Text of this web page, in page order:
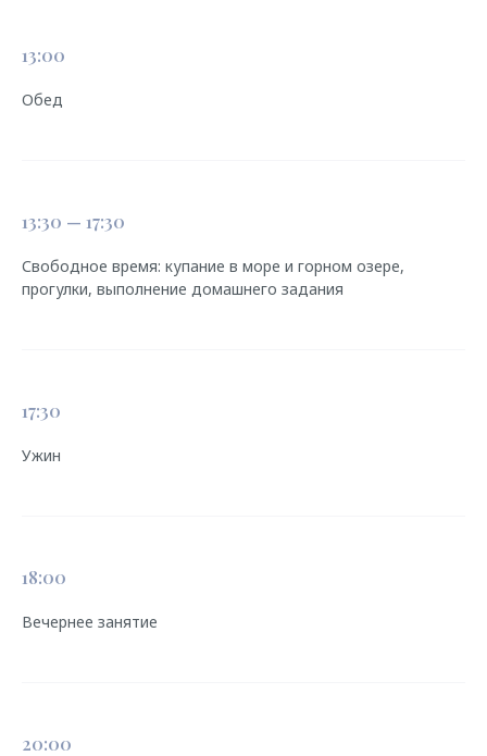
13:00
Обед
13:30 — 17:30
Свободное время: купание в море и горном озере,
прогулки, выполнение домашнего задания
17:30
Ужин
18:00
Вечернее занятие
20:00